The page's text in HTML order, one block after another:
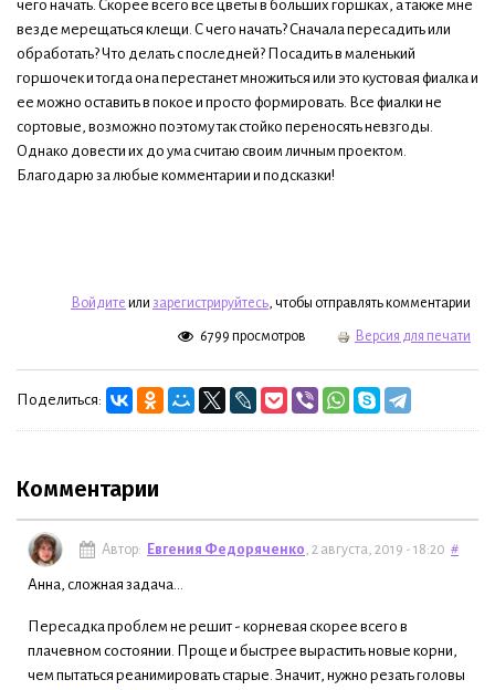
чего начать. Скорее всего все цветы в больших горшках, а также мне
везде мерещаться клещи. С чего начать? Сначала пересадить или
обработать? Что делать с последней? Посадить в маленький
горшочек и тогда она перестанет множиться или это кустовая фиалка и
ее можно оставить в покое и просто формировать. Все фиалки не
сортовые, возможно поэтому так стойко переносять невзгоды.
Однако довести их до ума считаю своим личным проектом.
Благодарю за любые комментарии и подсказки!
Войдите или зарегистрируйтесь, чтобы отправлять комментарии
6799 просмотров Версия для печати
Поделиться:
Комментарии
Автор: Евгения Федоряченко, 2 августа, 2019 - 18:20 #
Анна, сложная задача...
Пересадка проблем не решит - корневая скорее всего в
плачевном состоянии. Проще и быстрее вырастить новые корни,
чем пытаться реанимировать старые. Значит, нужно резать головы